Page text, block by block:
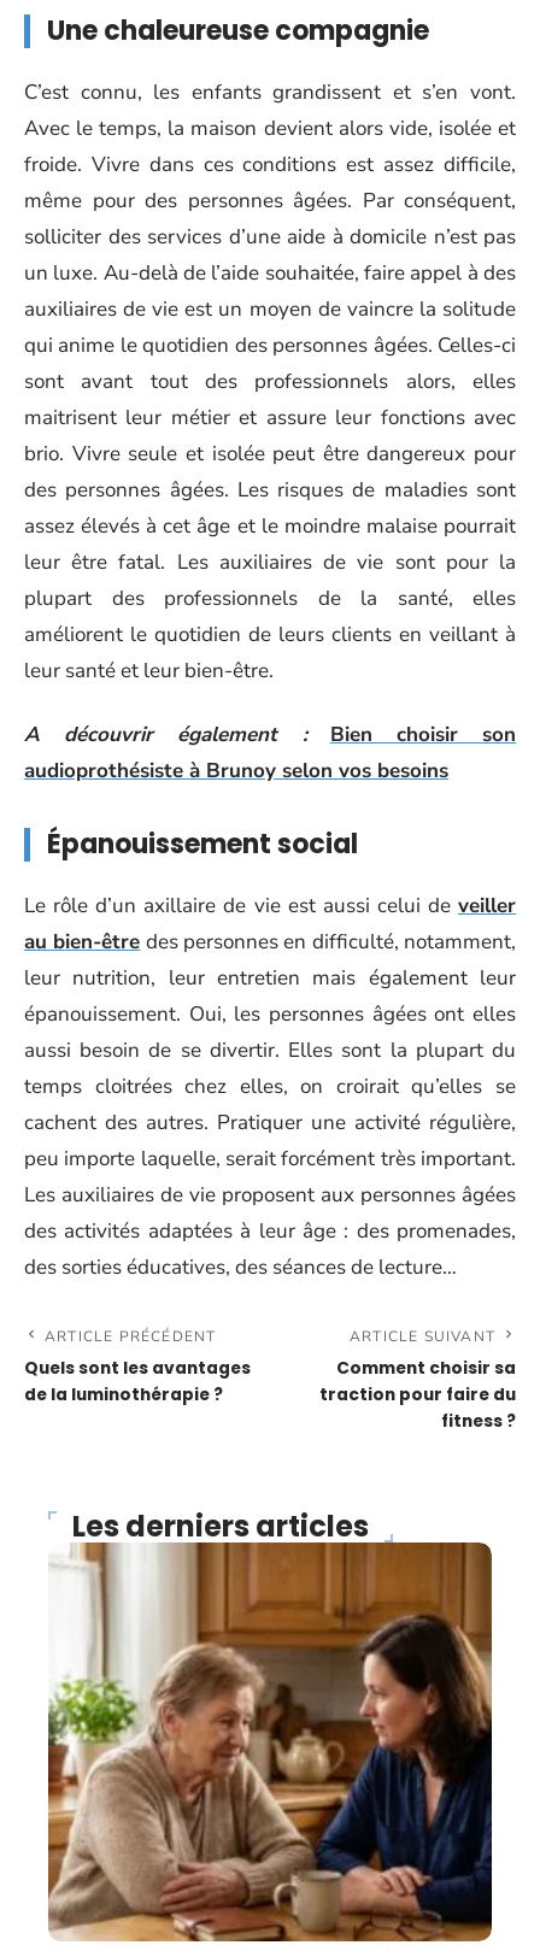
Une chaleureuse compagnie
C’est connu, les enfants grandissent et s’en vont.
Avec le temps, la maison devient alors vide, isolée et
froide. Vivre dans ces conditions est assez difficile,
même pour des personnes âgées. Par conséquent,
solliciter des services d’une aide à domicile n’est pas
un luxe. Au-delà de l’aide souhaitée, faire appel à des
auxiliaires de vie est un moyen de vaincre la solitude
qui anime le quotidien des personnes âgées. Celles-ci
sont avant tout des professionnels alors, elles
maitrisent leur métier et assure leur fonctions avec
brio. Vivre seule et isolée peut être dangereux pour
des personnes âgées. Les risques de maladies sont
assez élevés à cet âge et le moindre malaise pourrait
leur être fatal. Les auxiliaires de vie sont pour la
plupart des professionnels de la santé, elles
améliorent le quotidien de leurs clients en veillant à
leur santé et leur bien-être.
A découvrir également :
Bien choisir son
audioprothésiste à Brunoy selon vos besoins
Épanouissement social
Le rôle d’un axillaire de vie est aussi celui de veiller
au bien-être des personnes en difficulté, notamment,
leur nutrition, leur entretien mais également leur
épanouissement. Oui, les personnes âgées ont elles
aussi besoin de se divertir. Elles sont la plupart du
temps cloitrées chez elles, on croirait qu’elles se
cachent des autres. Pratiquer une activité régulière,
peu importe laquelle, serait forcément très important.
Les auxiliaires de vie proposent aux personnes âgées
des activités adaptées à leur âge : des promenades,
des sorties éducatives, des séances de lecture…
ARTICLE PRÉCÉDENT
Quels sont les avantages
de la luminothérapie ?
ARTICLE SUIVANT
Comment choisir sa
traction pour faire du
fitness ?
Les derniers articles